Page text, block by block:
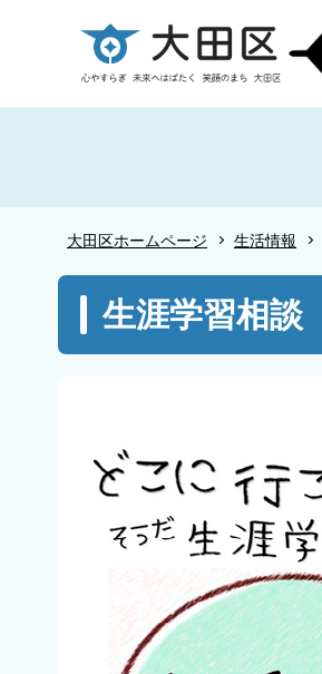
ー
大田区ホームページ 生活情報
こ
生涯学習相談